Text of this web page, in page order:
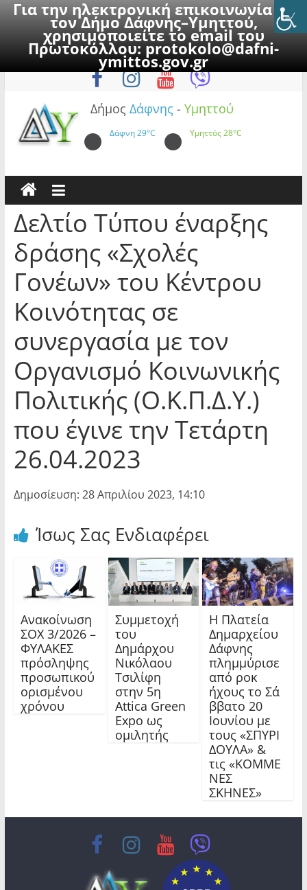
Για την ηλεκτρονική επικοινωνία με
τον Δήμο Δάφνης–Υμηττού,
χρησιμοποιείτε το email του
Πρωτοκόλλου:protokolo@dafni-
ymittos.gov.gr
to
Παρασκευή, 7 Αυγούστου 2026
Δήμος Δάφνης - Υμηττού
Δάφνη29°C Υμηττός28°C
Δελτίο Τύπου έναρξης
δράσης «Σχολές
Γονέων» του Κέντρου
Κοινότητας σε
συνεργασία με τον
Οργανισμό Κοινωνικής
Πολιτικής (Ο.Κ.Π.Δ.Υ.)
που έγινε την Τετάρτη
26.04.2023
Δημοσίευση: 28 Απριλίου 2023, 14:10
Ίσως Σας Ενδιαφέρει
Ανακοίνωση
ΣΟΧ 3/2026 –
ΦΥΛΑΚΕΣ
πρόσληψης
προσωπικού
ορισμένου
χρόνου
Συμμετοχή
του
Δημάρχου
Νικόλαου
Τσιλίφη
στην 5η
Attica Green
Expo ως
ομιλητής
Η Πλατεία
Δημαρχείου
Δάφνης
πλημμύρισε
από ροκ
ήχους το Σά
ββατο 20
Ιουνίου με
τους «ΣΠΥΡΙ
ΔΟΥΛΑ» &
τις «ΚΟΜΜΕ
ΝΕΣ
ΣΚΗΝΕΣ»